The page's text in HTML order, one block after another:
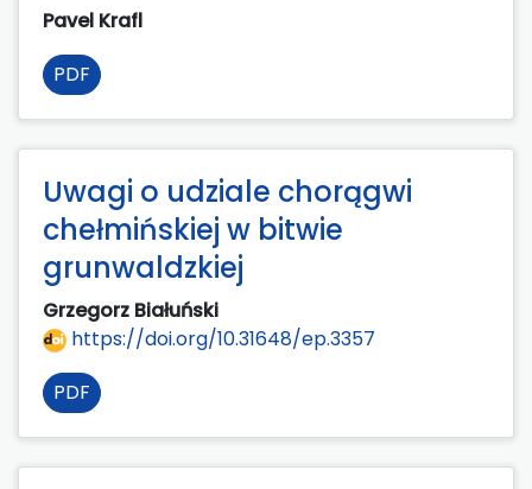
Pavel Krafl
PDF
Uwagi o udziale chorągwi
chełmińskiej w bitwie
grunwaldzkiej
Grzegorz Białuński
https://doi.org/10.31648/ep.3357
PDF